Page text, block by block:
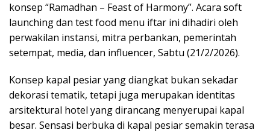
konsep “Ramadhan – Feast of Harmony”. Acara soft
launching dan test food menu iftar ini dihadiri oleh
perwakilan instansi, mitra perbankan, pemerintah
setempat, media, dan influencer, Sabtu (21/2/2026).
Konsep kapal pesiar yang diangkat bukan sekadar
dekorasi tematik, tetapi juga merupakan identitas
arsitektural hotel yang dirancang menyerupai kapal
besar. Sensasi berbuka di kapal pesiar semakin terasa